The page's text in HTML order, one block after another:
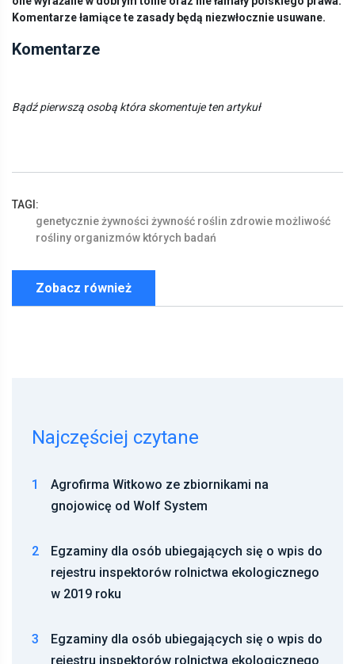
Komentarze łamiące te zasady będą niezwłocznie usuwane.
Komentarze
Bądź pierwszą osobą która skomentuje ten artykuł
TAGI:
genetycznieżywności żywność roślin zdrowie możliwość
rośliny organizmów których badań
Zobacz również
Najczęściej czytane
1
Agrofirma Witkowo ze zbiornikami na
gnojowicę od Wolf System
2
Egzaminy dla osób ubiegających się o wpis do
rejestru inspektorów rolnictwa ekologicznego
w 2019 roku
3
Egzaminy dla osób ubiegających się o wpis do
rejestru inspektorów rolnictwa ekologicznego